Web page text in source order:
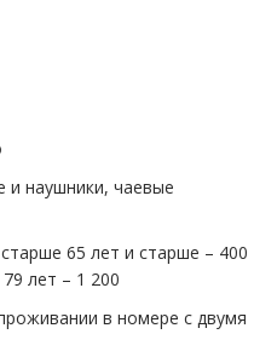
и наушники, чаевые
65 лет и старше – 400
лет – 1 200
в номере с двумя